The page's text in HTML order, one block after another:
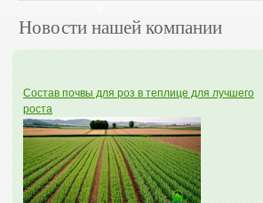
Новости нашей компании
Состав почвы для роз в теплице для лучшего
роста